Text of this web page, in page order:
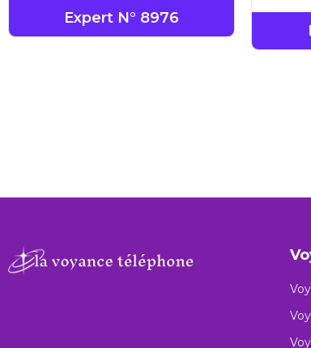
Expert N° 8976